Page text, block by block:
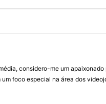
considero-me um
foco especial na área dos